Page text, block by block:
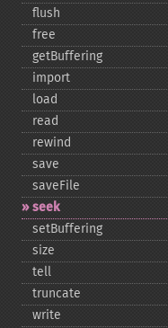
flush
free
getBuffering
import
load
read
rewind
save
saveFile
seek
setBuffering
size
tell
truncate
write